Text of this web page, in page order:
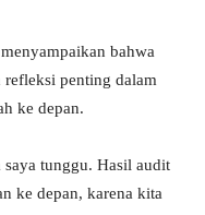
bahwa
refleksi penting dalam
ke depan.
tunggu. Hasil audit
ke depan, karena kita